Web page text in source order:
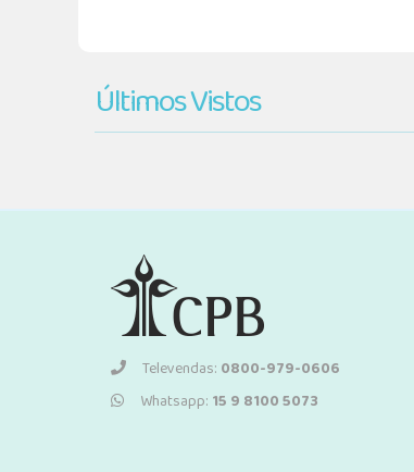
Últimos Vistos
Televendas: 0800-979-0606
Whatsapp: 15 9 8100 5073